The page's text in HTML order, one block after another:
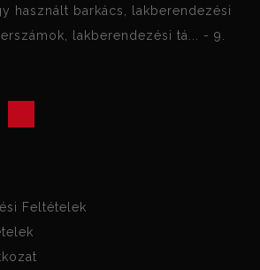
használt barkács, lakberendezési
lakberendezési tá... - 9.
Feltételek